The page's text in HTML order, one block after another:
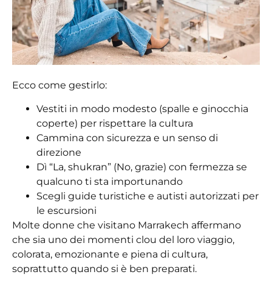
Ecco come gestirlo:
Vestiti in modo modesto (spalle e ginocchia
coperte) per rispettare la cultura
Cammina con sicurezza e un senso di
direzione
Dì “La, shukran” (No, grazie) con fermezza se
qualcuno ti sta importunando
Scegli guide turistiche e autisti autorizzati per
le escursioni
Molte donne che visitano Marrakech affermano
che sia uno dei momenti clou del loro viaggio,
colorata, emozionante e piena di cultura,
soprattutto quando si è ben preparati.